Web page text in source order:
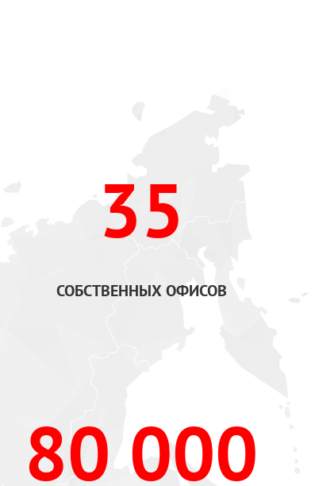
35
СОБСТВЕННЫХ ОФИСОВ
80 000